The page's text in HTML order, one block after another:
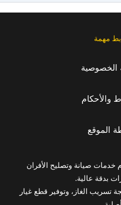
مهمة
الخصوصية
والأحكام
الموقع
خدمات صيانة وتصليح الأفران
بدقة عالية.
تسريب الغاز، وتوفير قطع غيار